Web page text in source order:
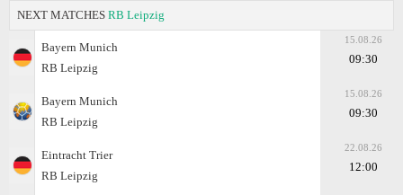
NEXT MATCHES RB Leipzig
Bayern Munich
RB Leipzig
15.08.26
09:30
Bayern Munich
RB Leipzig
15.08.26
09:30
Eintracht Trier
RB Leipzig
22.08.26
12:00